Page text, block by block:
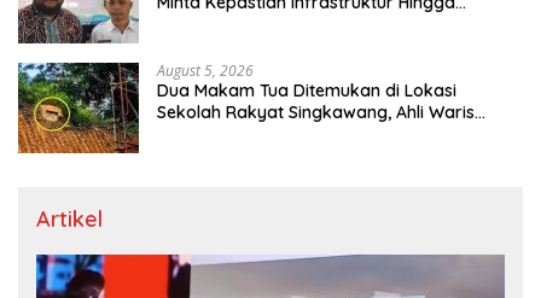
August 5, 2026
Dua Makam Tua Ditemukan di Lokasi
Sekolah Rakyat Singkawang, Ahli Waris
Artikel